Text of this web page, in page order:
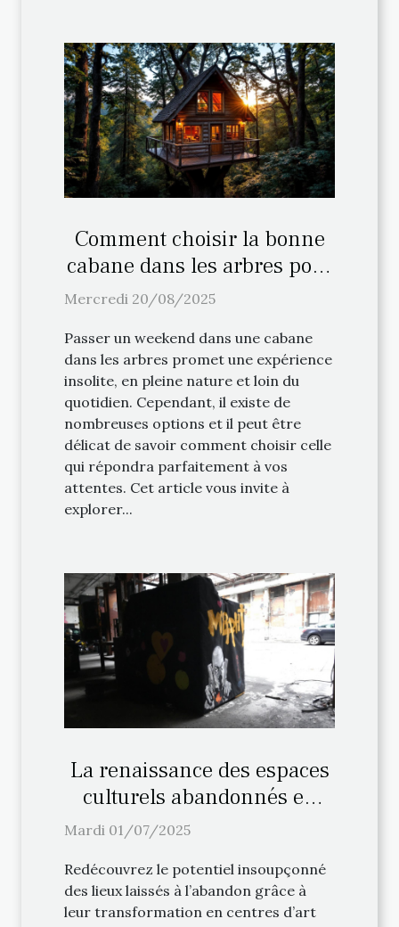
Comment choisir la bonne
cabane dans les arbres pour
votre weekend ?
Mercredi 20/08/2025
Passer un weekend dans une cabane
dans les arbres promet une expérience
insolite, en pleine nature et loin du
quotidien. Cependant, il existe de
nombreuses options et il peut être
délicat de savoir comment choisir celle
qui répondra parfaitement à vos
attentes. Cet article vous invite à
explorer...
La renaissance des espaces
culturels abandonnés en
centres d'art
Mardi 01/07/2025
Redécouvrez le potentiel insoupçonné
des lieux laissés à l’abandon grâce à
leur transformation en centres d’art